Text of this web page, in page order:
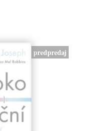
predpredaj